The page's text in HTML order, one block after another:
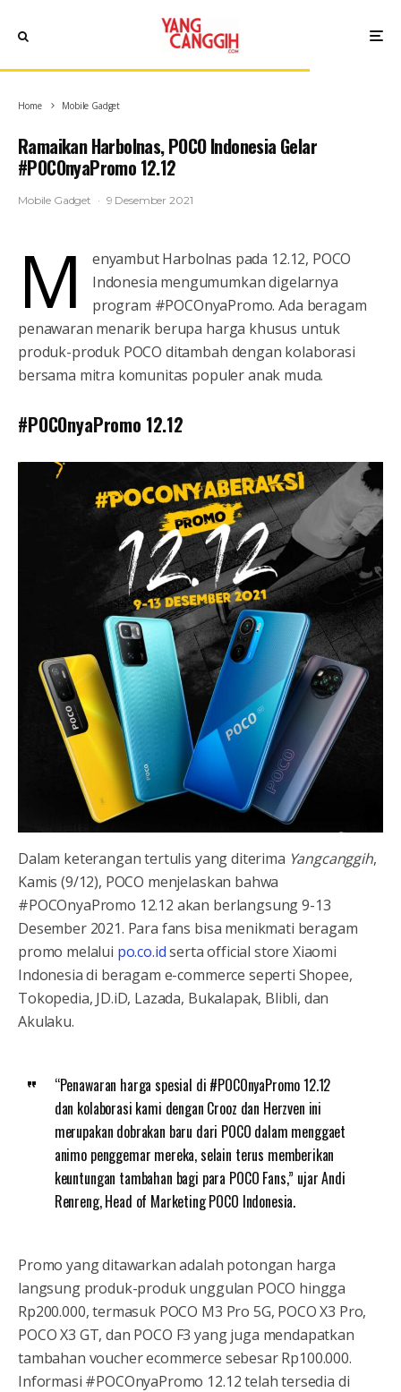
Home Mobile Gadget
Ramaikan Harbolnas, POCO Indonesia Gelar
#POCOnyaPromo 12.12
Mobile Gadget · 9 Desember 2021
M
enyambut Harbolnas pada 12.12, POCO
Indonesia mengumumkan digelarnya
program #POCOnyaPromo. Ada beragam
penawaran menarik berupa harga khusus untuk
produk-produk POCO ditambah dengan kolaborasi
bersama mitra komunitas populer anak muda.
#POCOnyaPromo 12.12
Dalam keterangan tertulis yang diterima Yangcanggih,
Kamis (9/12), POCO menjelaskan bahwa
#POCOnyaPromo 12.12 akan berlangsung 9-13
Desember 2021. Para fans bisa menikmati beragam
promo melalui po.co.idserta official store Xiaomi
Indonesia di beragam e-commerce seperti Shopee,
Tokopedia, JD.iD, Lazada, Bukalapak, Blibli, dan
Akulaku.
“Penawaran harga spesial di #POCOnyaPromo 12.12
dan kolaborasi kami dengan Crooz dan Herzven ini
merupakan dobrakan baru dari POCO dalam menggaet
animo penggemar mereka, selain terus memberikan
keuntungan tambahan bagi para POCO Fans,” ujar Andi
Renreng, Head of Marketing POCO Indonesia.
Promo yang ditawarkan adalah potongan harga
langsung produk-produk unggulan POCO hingga
Rp200.000, termasuk POCO M3 Pro 5G, POCO X3 Pro,
POCO X3 GT, dan POCO F3 yang juga mendapatkan
tambahan voucher ecommerce sebesar Rp100.000.
Informasi #POCOnyaPromo 12.12 telah tersedia di